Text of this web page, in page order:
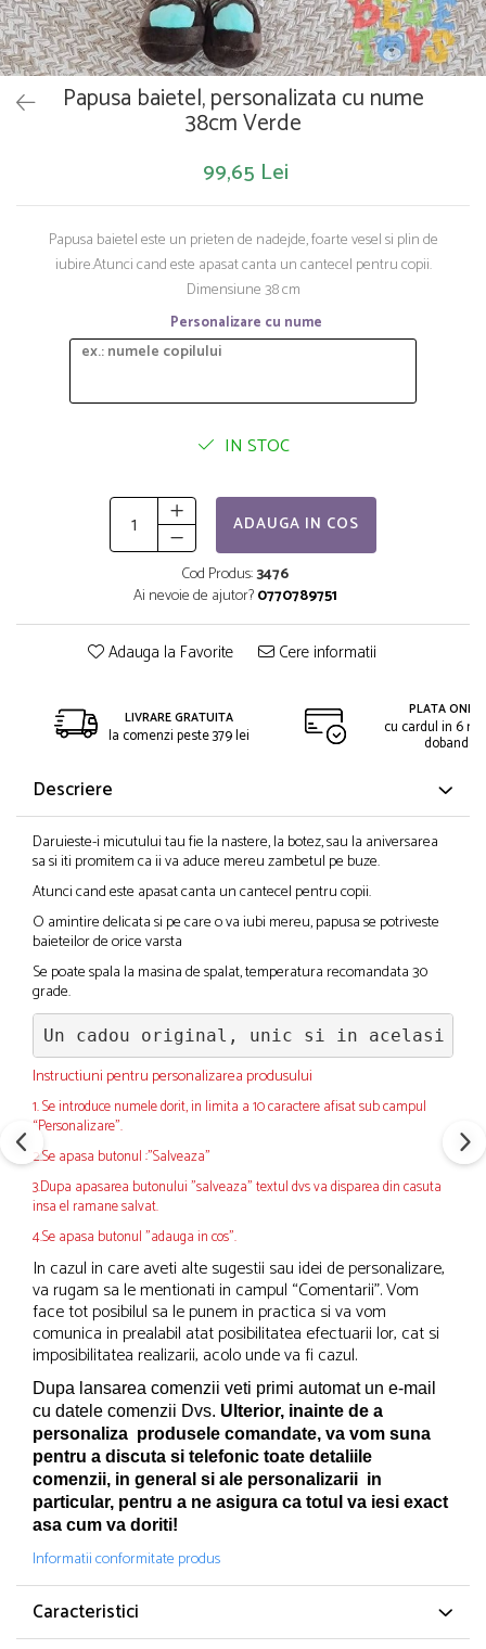
Papusi si accesorii
Trotinete
Trenulete si masinute
Unelte si bancuri de lucru
Papusa baietel, personalizata cu nume
38cm Verde
99,65 Lei
Papusa baietel este un prieten de nadejde, foarte vesel si plin de
iubire.Atunci cand este apasat canta un cantecel pentru copii.
Dimensiune 38 cm
Personalizare cu nume
IN STOC
ADAUGA IN COS
Cod Produs:3476
Ai nevoie de ajutor?0770789751
Adauga la Favorite Cere informatii
LIVRARE GRATUITA
la comenzi peste 379 lei
PLATA
cu cardul in 6
dobanda
Descriere
Daruieste-i micutului tau fie la nastere, la botez, sau la aniversarea
sa si iti promitem ca ii va aduce mereu zambetul pe buze.
Atunci cand este apasat canta un cantecel pentru copii.
O amintire delicata si pe care o va iubi mereu, papusa se potriveste
baieteilor de orice varsta
Se poate spala la masina de spalat, temperatura recomandata 30
grade.
Un cadou original, unic si in acelasi
Instructiuni pentru personalizarea produsului
1. Se introduce numele dorit, in limita a 10 caractere afisat sub campul
“Personalizare”.
2.Se apasa butonul :"Salveaza"
3.Dupa apasarea butonului "salveaza" textul dvs va disparea din casuta
insa el ramane salvat.
4.Se apasa butonul "adauga in cos".
In cazul in care aveti alte sugestii sau idei de personalizare,
va rugam sa le mentionati in campul “Comentarii”. Vom
face tot posibilul sa le punem in practica si va vom
comunica in prealabil atat posibilitatea efectuarii lor, cat si
imposibilitatea realizarii, acolo unde va fi cazul.
Dupa lansarea comenzii veti primi automat un e-mail
cu datele comenzii Dvs. Ulterior, inainte de a
personaliza produsele comandate, va vom suna
pentru a discuta si telefonic toate detaliile
comenzii, in general si ale personalizarii in
particular, pentru a ne asigura ca totul va iesi exact
asa cum va doriti!
Informatii conformitate produs
Caracteristici